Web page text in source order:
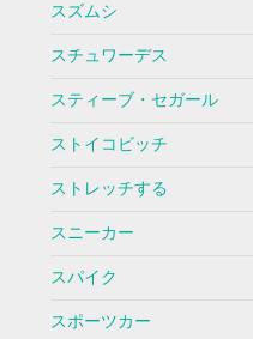
スズムシ
スチュワーデス
スティーブ・セガール
ストイコビッチ
ストレッチする
スニーカー
スパイク
スポーツカー